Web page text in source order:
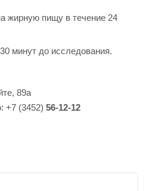
жирную пищу в течение 24
минут до исследования.
89а
+7 (3452) 56-12-12